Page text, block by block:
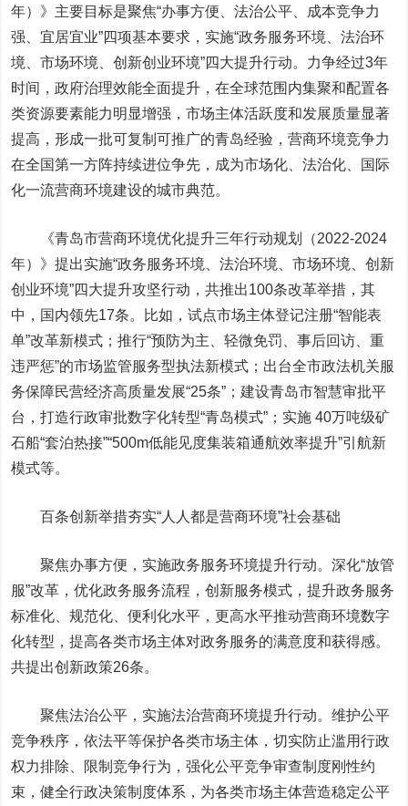
年）》主要目标是聚焦“办事方便、法治公平、成本竞争力
强、宜居宜业”四项基本要求，实施“政务服务环境、法治环
境、市场环境、创新创业环境”四大提升行动。力争经过3年
时间，政府治理效能全面提升，在全球范围内集聚和配置各
类资源要素能力明显增强，市场主体活跃度和发展质量显著
提高，形成一批可复制可推广的青岛经验，营商环境竞争力
在全国第一方阵持续进位争先，成为市场化、法治化、国际
化一流营商环境建设的城市典范。
《青岛市营商环境优化提升三年行动规划（2022-2024
年）》提出实施“政务服务环境、法治环境、市场环境、创新
创业环境”四大提升攻坚行动，共推出100条改革举措，其
中，国内领先17条。比如，试点市场主体登记注册“智能表
单”改革新模式；推行“预防为主、轻微免罚、事后回访、重
违严惩”的市场监管服务型执法新模式；出台全市政法机关服
务保障民营经济高质量发展“25条”；建设青岛市智慧审批平
台，打造行政审批数字化转型“青岛模式”；实施 40万吨级矿
石船“套泊热接”“500m低能见度集装箱通航效率提升”引航新
模式等。
百条创新举措夯实“人人都是营商环境”社会基础
聚焦办事方便，实施政务服务环境提升行动。深化“放管
服”改革，优化政务服务流程，创新服务模式，提升政务服务
标准化、规范化、便利化水平，更高水平推动营商环境数字
化转型，提高各类市场主体对政务服务的满意度和获得感。
共提出创新政策26条。
聚焦法治公平，实施法治营商环境提升行动。维护公平
竞争秩序，依法平等保护各类市场主体，切实防止滥用行政
权力排除、限制竞争行为，强化公平竞争审查制度刚性约
束，健全行政决策制度体系，为各类市场主体营造稳定公平